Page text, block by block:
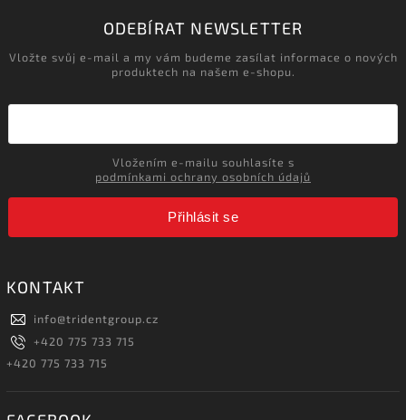
ODEBÍRAT NEWSLETTER
Vložte svůj e-mail a my vám budeme zasílat informace o nových
produktech na našem e-shopu.
podmínkami ochrany osobních údajů
Přihlásit se
KONTAKT
info@tridentgroup.cz
+420 775 733 715
+420 775 733 715